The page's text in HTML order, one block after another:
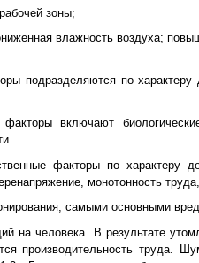
зоны;
влажность воздуха;
подразделяются по
включают
факторы по характеру
монотонность
самыми основными
на человека. В результате
производительность труда.